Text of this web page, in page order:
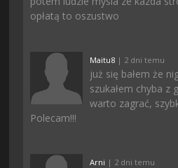
opłatą to oszustwo
Maitu8 | 2 dni temu
już się bałem że
szukałem chyba z
warto zagrać,
Polecam!!!
Arni | 2 dni temu